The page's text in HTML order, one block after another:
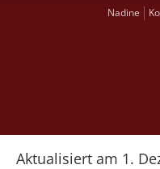
Nadine
Aktualisiert am 1.